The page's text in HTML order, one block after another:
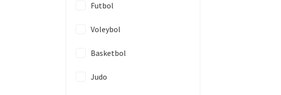
Futbol
Voleybol
Basketbol
Judo